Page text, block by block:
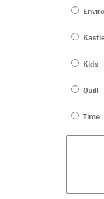
Enviro
Kids
Quill
Time